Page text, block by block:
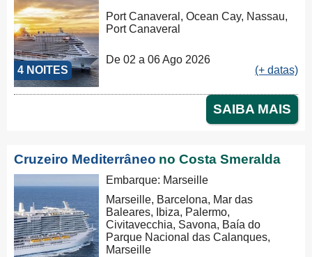
4 NOITES
Port Canaveral, Ocean Cay, Nassau,
Port Canaveral
De 02 a 06 Ago 2026
(+ datas)
SAIBA MAIS
Cruzeiro Mediterrâneo no Costa Smeralda
Embarque: Marseille
Marseille, Barcelona, Mar das
Baleares, Ibiza, Palermo,
Civitavecchia, Savona, Baía do
Parque Nacional das Calanques,
Marseille